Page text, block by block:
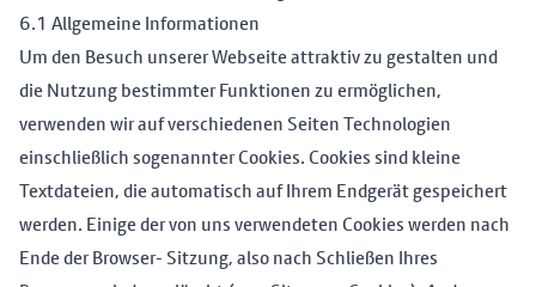
6.1 Allgemeine Informationen
Um den Besuch unserer Webseite attraktiv zu gestalten und
die Nutzung bestimmter Funktionen zu ermöglichen,
verwenden wir auf verschiedenen Seiten Technologien
einschließlich sogenannter Cookies. Cookies sind kleine
Textdateien, die automatisch auf Ihrem Endgerät gespeichert
werden. Einige der von uns verwendeten Cookies werden nach
Ende der Browser- Sitzung, also nach Schließen Ihres